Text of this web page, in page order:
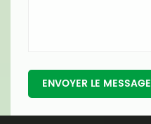
ENVOYER LE MESSAGE